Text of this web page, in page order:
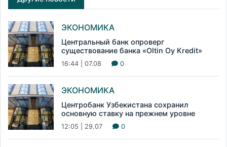
ЭКОНОМИКА
Центральный банк опроверг
существование банка «Oltin Oy Kredit»
16:44 | 07.08 0
ЭКОНОМИКА
Центробанк Узбекистана сохранил
основную ставку на прежнем уровне
12:05 | 29.07 0